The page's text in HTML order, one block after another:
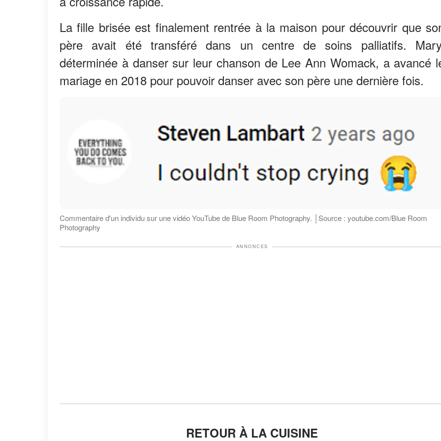
La fille brisée est finalement rentrée à la maison pour découvrir que
père avait été transféré dans un centre de soins palliatifs.
déterminée à danser sur leur chanson de Lee Ann Womack, a avancé
mariage en 2018 pour pouvoir danser avec son père une dernière fois.
Commentaire d'un individu sur une vidéo YouTube de Blue Room Photography. │Source : youtube.com/Blue Room
Photography
ANNONCES
RETOUR À LA CUISINE